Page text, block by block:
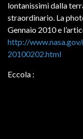
lontanissimi dalla
straordinario. La
Gennaio 2010 e
http://
20100202.html
Eccola :